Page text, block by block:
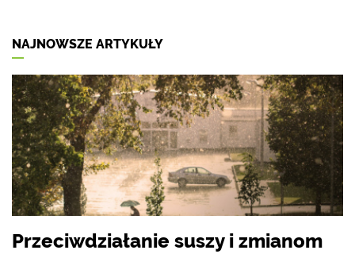
NAJNOWSZE ARTYKUŁY
Przeciwdziałanie suszy i zmianom